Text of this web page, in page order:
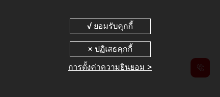
การตั้งค่าความยินยอม >